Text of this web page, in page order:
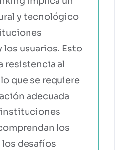
y tecnológico
los usuarios. Esto
resistencia al
que se requiere
adecuada
instituciones
los
desafíos